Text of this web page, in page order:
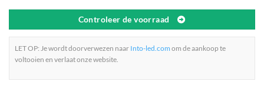
Controleer de voorraad
LET OP: Je wordt doorverwezen naar Into-led.com om de aankoop te
voltooien en verlaat onze website.